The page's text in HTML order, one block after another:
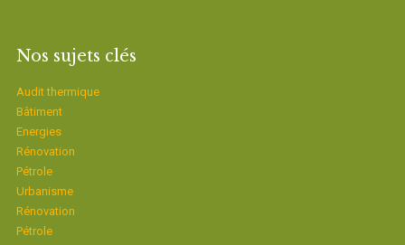
Nos sujets clés
Audit thermique
Bâtiment
Energies
Rénovation
Pétrole
Urbanisme
Rénovation
Pétrole